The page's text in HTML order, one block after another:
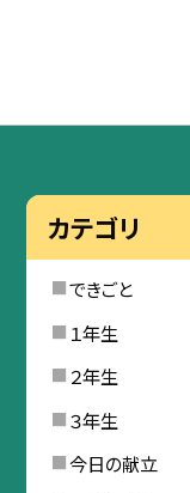
カテゴリ
できごと
１年生
２年生
３年生
今日の献立